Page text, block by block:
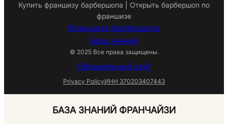
Купить франшизу барбершопа | Открыть барбершоп по
франшизе
Франшиза барбершопа
База знаний
© 2025 Все права защищены.
Официальный сайт
Privacy PolicyИНН 370203407443
БАЗА ЗНАНИЙ ФРАНЧАЙЗИ